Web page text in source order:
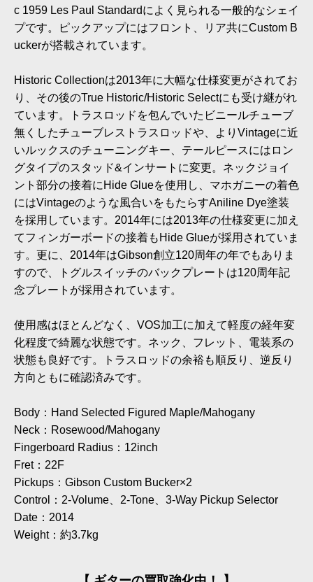
c 1959 Les Paul Standardによく見られる一般的なシェイ
プです。ピックアップにはフロント、リア共にCustom B
uckerが搭載されています。
Historic Collectionは2013年に大幅な仕様変更がされてお
り、その後のTrue Historic/Historic Selectにも受け継がれ
ています。トラスロッドを包んでいたビニールチューブ
無くしたチューブレストラスロッドや、よりVintageに近
いルックスのチューニングキー、テールピースにはロン
グタイプのスタッド&インサートに変更。ネックジョイ
ント部分の接着にHide Glueを使用し、マホガニーの着色
にはVintageのような風合いをもたらすAniline Dye塗装
を採用しています。2014年には2013年の仕様変更に加え
てフィンガーボードの接着もHide Glueが採用されていま
す。更に、2014年はGibson創立120周年の年でもありま
すので、トグルスイッチのバックプレートは120周年記
念プレートが採用されています。
使用感はほとんどなく、VOS加工に加えて軽度の経年変
化程度で綺麗な状態です。ネック、フレット、電装系の
状態も良好です。トラスロッドの余裕も順反り、逆反り
方向ともに確認済みです。
Body：Hand Selected Figured Maple/Mahogany
Neck：Rosewood/Mahogany
Fingerboard Radius：12inch
Fret：22F
Pickups：Gibson Custom Bucker×2
Control：2-Volume、2-Tone、3-Way Pickup Selector
Date：2014
Weight：約3.7kg